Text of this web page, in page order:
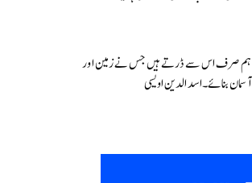
ہم صرف اس سے ڈرتے ہیں جس نے زمین ا ور
آسمان بنائے۔اسد الدین اویسی